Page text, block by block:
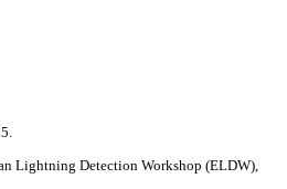
Lightning Detection Workshop (ELDW),